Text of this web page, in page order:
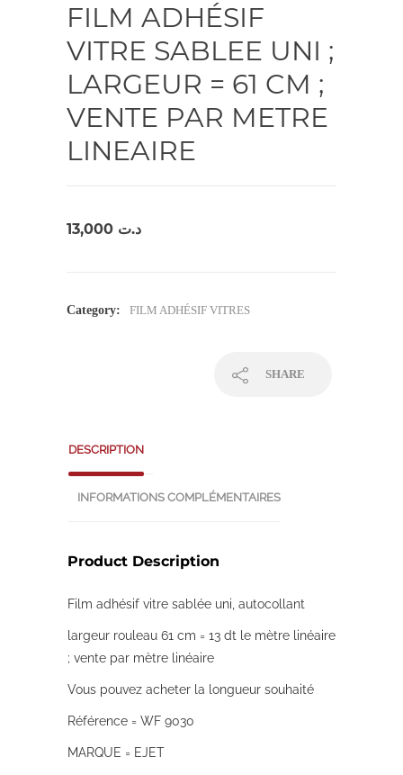
FILM ADHÉSIF
VITRE SABLEE UNI ;
LARGEUR = 61 CM ;
VENTE PAR METRE
LINEAIRE
د.ت
Category: FILM ADHÉSIF VITRES
SHARE
DESCRIPTION
INFORMATIONS COMPLÉMENTAIRES
Product Description
Film adhésif vitre sablée uni, autocollant
largeur rouleau 61 cm = 13 dt le mètre linéaire
; vente par mètre linéaire
Vous pouvez acheter la longueur souhaité
Référence = WF 9030
MARQUE = EJET